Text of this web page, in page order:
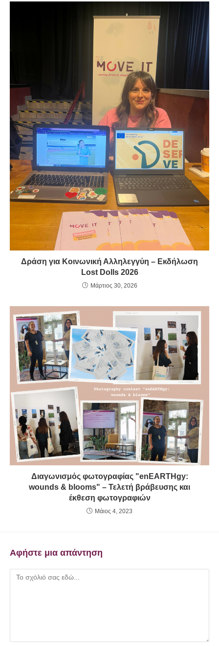
Δράση για Κοινωνική Αλληλεγγύη – Εκδήλωση
Lost Dolls 2026
Μάρτιος 30, 2026
Διαγωνισμός φωτογραφίας "enEARTHgy:
wounds & blooms" – Τελετή βράβευσης και
έκθεση φωτογραφιών
Μάιος 4, 2023
Αφήστε μια απάντηση